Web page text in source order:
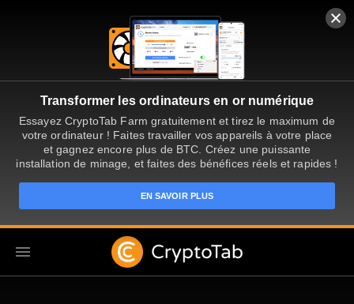
Transformer les ordinateurs en or numérique
Essayez CryptoTab Farm gratuitement et tirez le maximum de
votre ordinateur ! Faites travailler vos appareils à votre place
et gagnez encore plus de BTC. Créez une puissante
installation de minage, et faites des bénéfices réels et rapides !
EN SAVOIR PLUS